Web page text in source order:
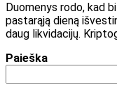
Duomenys rodo, kad
pastarąją dieną
daug likvidacijų.
Paieška